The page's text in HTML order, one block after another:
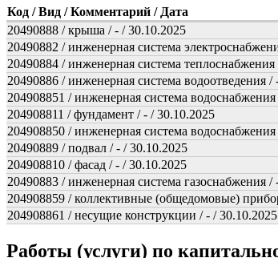
Код / Вид / Комментарий / Дата
20490888 / крыша / - / 30.10.2025
20490882 / инженерная система
20490884 / инженерная система
20490886 / инженерная система водоотведения /
204908851 / инженерная система
204908811 / фундамент / - / 30.10.2025
204908850 / инженерная система
20490889 / подвал / - / 30.10.2025
204908810 / фасад / - / 30.10.2025
20490883 / инженерная система газоснабжения /
204908859 / коллективные (общедомовые)
204908861 / несущие конструкции / - / 30.10.2025
Работы (услуги) по